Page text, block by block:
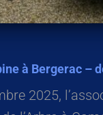
à Bergerac –
2025,